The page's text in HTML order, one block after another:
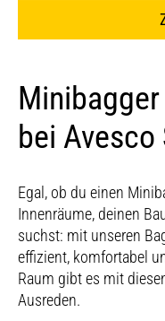
bei
Egal, ob du einen
Innenräume, deinen
suchst: mit unseren
effizient, komfortabel
Raum gibt es mit
Ausreden.